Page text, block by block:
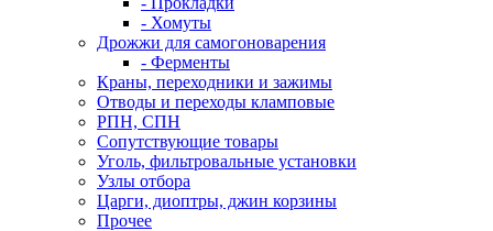
- Хомуты
Дрожжи для самогоноварения
- Ферменты
Краны, переходники и зажимы
Отводы и переходы кламповые
РПН, СПН
Сопутствующие товары
Уголь, фильтровальные установки
Узлы отбора
Царги, диоптры, джин корзины
Прочее